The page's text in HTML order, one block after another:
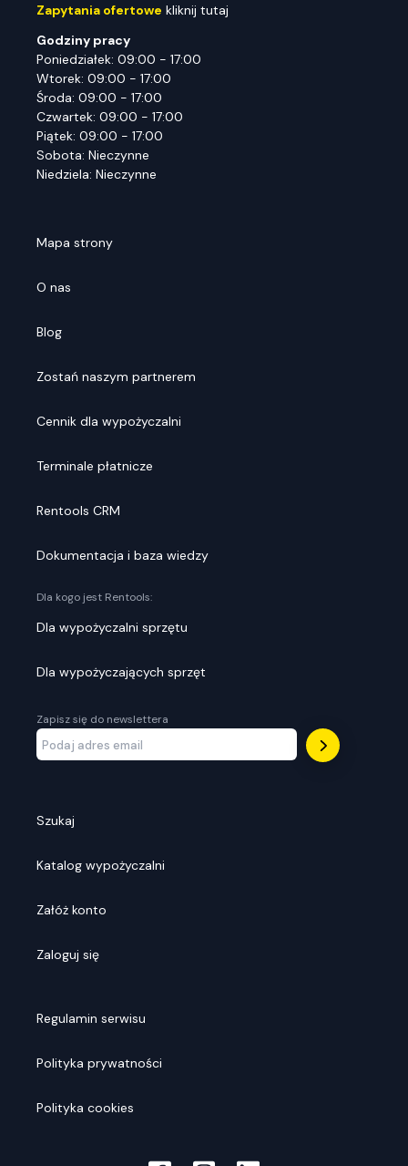
Zapytania ofertowe kliknij tutaj
Godziny pracy
Poniedziałek: 09:00 - 17:00
Wtorek: 09:00 - 17:00
Środa: 09:00 - 17:00
Czwartek: 09:00 - 17:00
Piątek: 09:00 - 17:00
Sobota: Nieczynne
Niedziela: Nieczynne
Mapa strony
O nas
Blog
Zostań naszym partnerem
Cennik dla wypożyczalni
Terminale płatnicze
Rentools CRM
Dokumentacja i baza wiedzy
Dla kogo jest Rentools:
Dla wypożyczalni sprzętu
Dla wypożyczających sprzęt
Zapisz się do newslettera
Szukaj
Katalog wypożyczalni
Załóż konto
Zaloguj się
Regulamin serwisu
Polityka prywatności
Polityka cookies